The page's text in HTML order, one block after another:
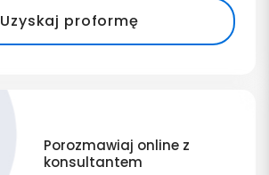
Uzyskaj proformę
Porozmawiaj online z
konsultantem